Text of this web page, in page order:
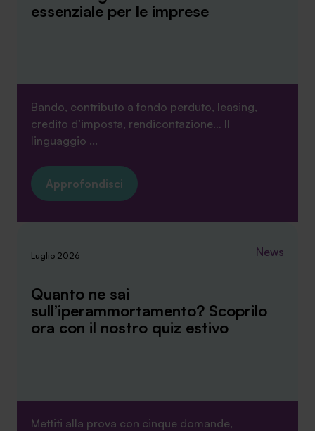
ti invitiamo a consultare le "Informazioni sui Cookie" qui
essenziale per le imprese
Bando, contributo a fondo perduto, leasing,
credito d’imposta, rendicontazione… Il
linguaggio ...
Approfondisci
Luglio 2026 News
Quanto ne sai
sull’iperammortamento? Scoprilo
ora con il nostro quiz estivo
Mettiti alla prova con cinque domande,